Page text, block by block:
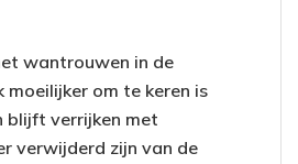
wantrouwen in de
om te keren is
blijft verrijken met
verwijderd zijn van de